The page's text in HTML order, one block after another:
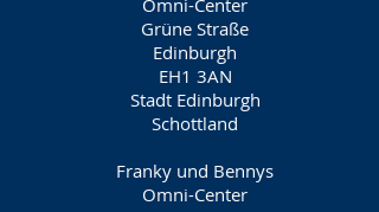
Omni-Center
Grüne Straße
Edinburgh
EH1 3AN
Stadt Edinburgh
Schottland
Franky und Bennys
Omni-Center